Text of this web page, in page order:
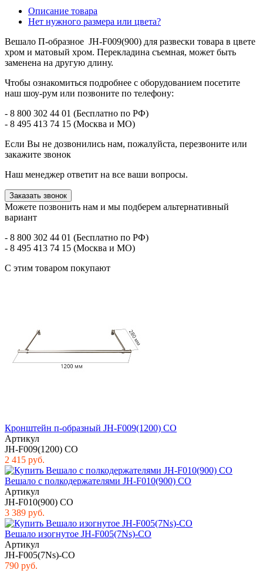
Описание товара
Нет нужного размера или цвета?
Вешало П-образное JH-F009(900) для развески товара в цвете
хром и матовый хром. Перекладина съемная, может быть
заменена на другую длину.
Чтобы ознакомиться подробнее с оборудованием посетите
наш шоу-рум или позвоните по телефону:
- 8 800 302 44 01 (Бесплатно по РФ)
- 8 495 413 74 15 (Москва и МО)
Если Вы не дозвонились нам, пожалуйста, перезвоните или
закажите звонок
Наш менеджер ответит на все ваши вопросы.
Заказать звонок
Можете позвонить нам и мы подберем альтернативный
вариант
- 8 800 302 44 01 (Бесплатно по РФ)
- 8 495 413 74 15 (Москва и МО)
С этим товаром покупают
Кронштейн п-образный JH-F009(1200) CO
Артикул
JH-F009(1200) CO
2 415 руб.
Вешало с полкодержателями JH-F010(900) CO
Артикул
JH-F010(900) CO
3 389 руб.
Вешало изогнутое JH-F005(7Ns)-CO
Артикул
JH-F005(7Ns)-CO
790 руб.